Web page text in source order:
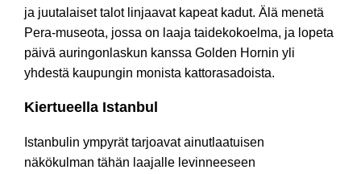
ja juutalaiset talot linjaavat kapeat kadut. Älä menetä
Pera-museota, jossa on laaja taidekokoelma, ja lopeta
päivä auringonlaskun kanssa Golden Hornin yli
yhdestä kaupungin monista kattorasadoista.
Kiertueella Istanbul
Istanbulin ympyrät tarjoavat ainutlaatuisen
näkökulman tähän laajalle levinneeseen